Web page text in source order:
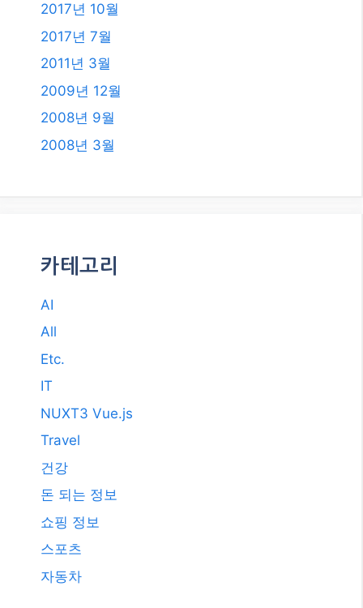
2017년 10월
2017년 7월
2011년 3월
2009년 12월
2008년 9월
2008년 3월
카테고리
AI
All
Etc.
IT
NUXT3 Vue.js
Travel
건강
돈 되는 정보
쇼핑 정보
스포츠
자동차